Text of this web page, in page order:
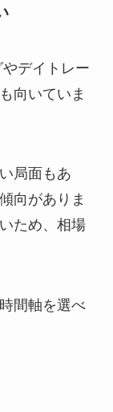
デイトレー
向いていま
局面もあ
向がありま
ため、相場
間軸を選べ